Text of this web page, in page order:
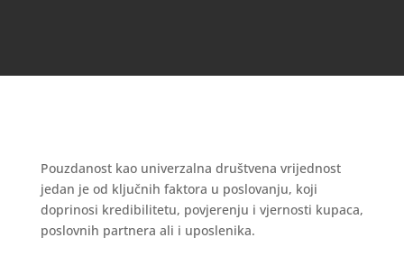
Pouzdanost kao univerzalna društvena vrijednost
jedan je od ključnih faktora u poslovanju, koji
doprinosi kredibilitetu, povjerenju i vjernosti kupaca,
poslovnih partnera ali i uposlenika.